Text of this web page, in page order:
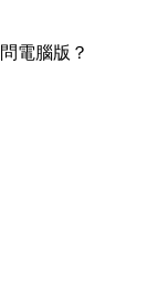
電腦版？